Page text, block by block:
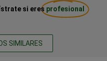
si eres profesional
SIMILARES